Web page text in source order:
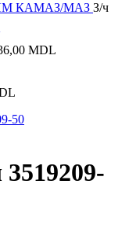
КАМАЗ/МАЗ З/ч
MDL